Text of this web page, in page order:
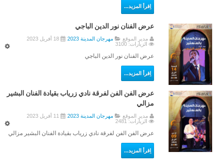
قائمة رؤساء الجمعية
طريقة الإنتخاب
تظاهرات الجمعية
التظاهرات
مهرجان المدينة 2026
مهرجان المدينة 2024
مهرجان المدينة 2023
مهرجان المدينة 2022
مهرجان المدينة 2017
اِقرأ المزيد...
عرض الفنان نور الدين الباجي
مدير الموقع مهرجان المدينة 2023
18 أفريل 2023
الزيارات: 3100
عرض الفنان نور الدين الباجي
اِقرأ المزيد...
عرض الفن الفن لفرقة نادي زرياب بقيادة الفنان البشير
مزالي
مدير الموقع مهرجان المدينة 2023
11 أفريل 2023
الزيارات: 2481
عرض الفن الفن لفرقة نادي زرياب بقيادة الفنان البشير مزالي
اِقرأ المزيد...